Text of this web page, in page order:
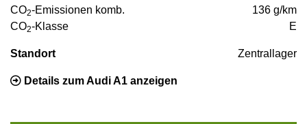
CO2-Emissionen komb.
136 g/km
CO2-Klasse E
Standort Zentrallager
Details zum Audi A1 anzeigen